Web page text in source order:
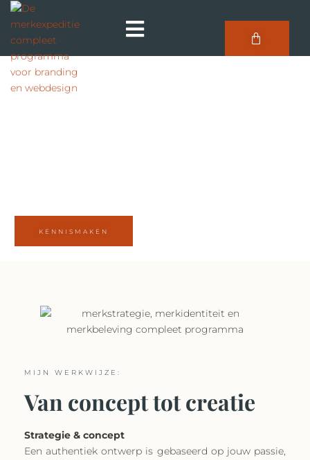
KENNISMAKEN
MIJN WERKWIJZE:
Van concept tot creatie
Strategie & concept
Een authentiek ontwerp is gebaseerd op jouw passie,